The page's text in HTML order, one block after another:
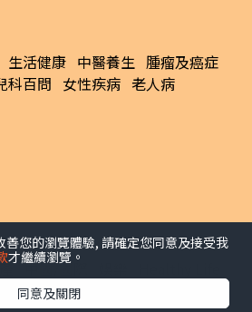
生活健康 中醫養生 腫瘤及癌症
科百問 女性疾病 老人病
中國/國際
體育 專題/人物
您的瀏覽體驗, 請確定您同意及接受我
才繼續瀏覽。
同意及關閉